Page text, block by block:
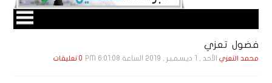
فضول تعزي
محمد التعزي الأحد , 1 ديـسـمـبـر , 2019 الساعة 6:01:08 PM 0 تعليقات